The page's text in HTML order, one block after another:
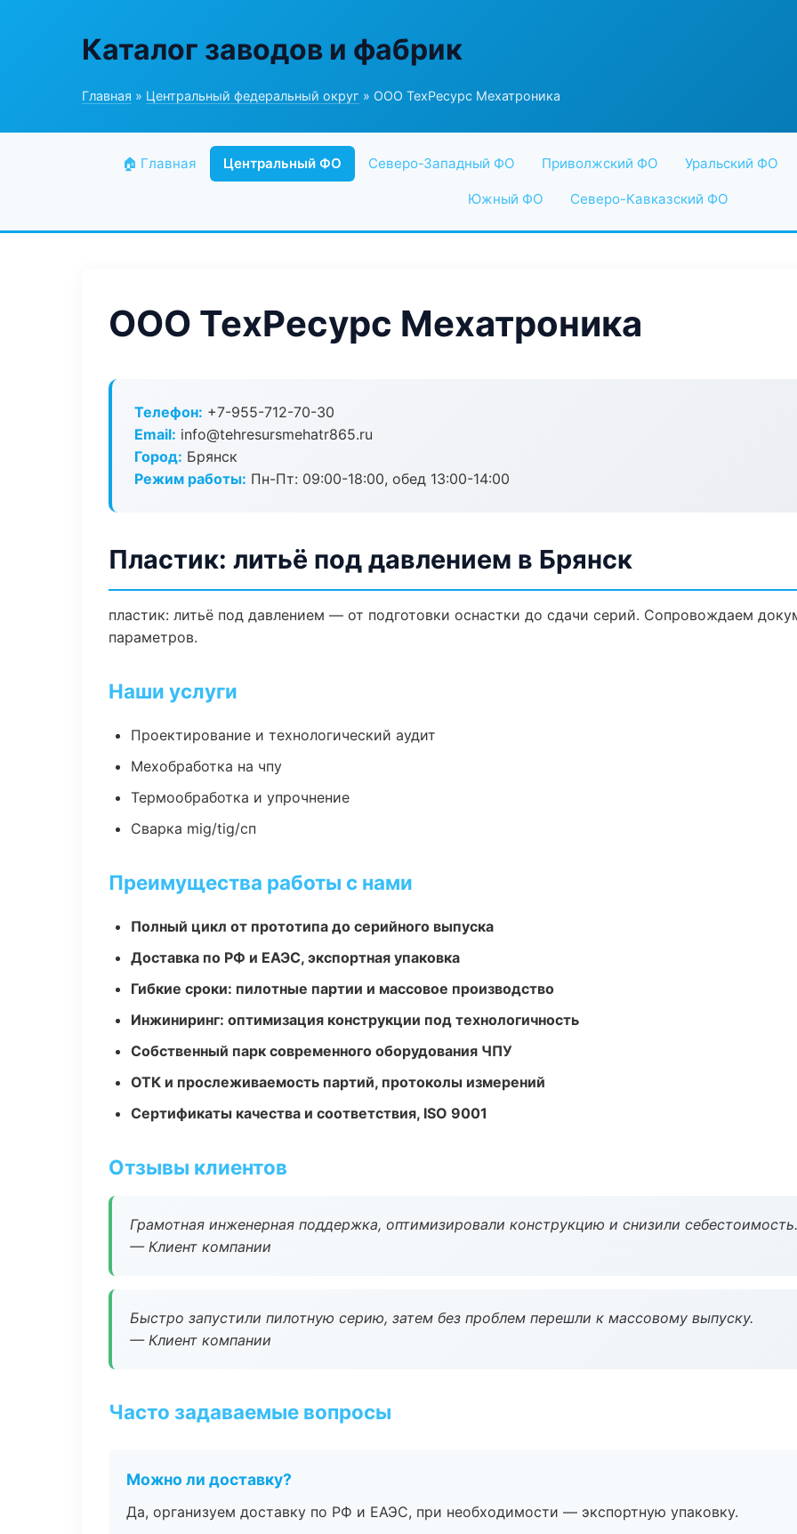
Каталог заводов и фабрик
Главная » Центральный федеральный округ » ООО ТехРесурс Мехатроника
🏠 Главная Центральный ФО Северо-Западный ФО Приволжский ФО Уральский ФО
Южный ФО Северо-Кавказский ФО
ООО ТехРесурс Мехатроника
Телефон: +7-955-712-70-30
Email: info@tehresursmehatr865.ru
Город: Брянск
Режим работы: Пн-Пт: 09:00-18:00, обед 13:00-14:00
Пластик: литьё под давлением в Брянск
пластик: литьё под давлением — от подготовки оснастки до сдачи серий. Сопровождаем
параметров.
Наши услуги
Проектирование и технологический аудит
Мехобработка на чпу
Термообработка и упрочнение
Сварка mig/tig/сп
Преимущества работы с нами
Полный цикл от прототипа до серийного выпуска
Доставка по РФ и ЕАЭС, экспортная упаковка
Гибкие сроки: пилотные партии и массовое производство
Инжиниринг: оптимизация конструкции под технологичность
Собственный парк современного оборудования ЧПУ
ОТК и прослеживаемость партий, протоколы измерений
Сертификаты качества и соответствия, ISO 9001
Отзывы клиентов
Грамотная инженерная поддержка, оптимизировали конструкцию и снизили себестоимость.
— Клиент компании
Быстро запустили пилотную серию, затем без проблем перешли к массовому выпуску.
— Клиент компании
Часто задаваемые вопросы
Можно ли доставку?
Да, организуем доставку по РФ и ЕАЭС, при необходимости — экспортную упаковку.